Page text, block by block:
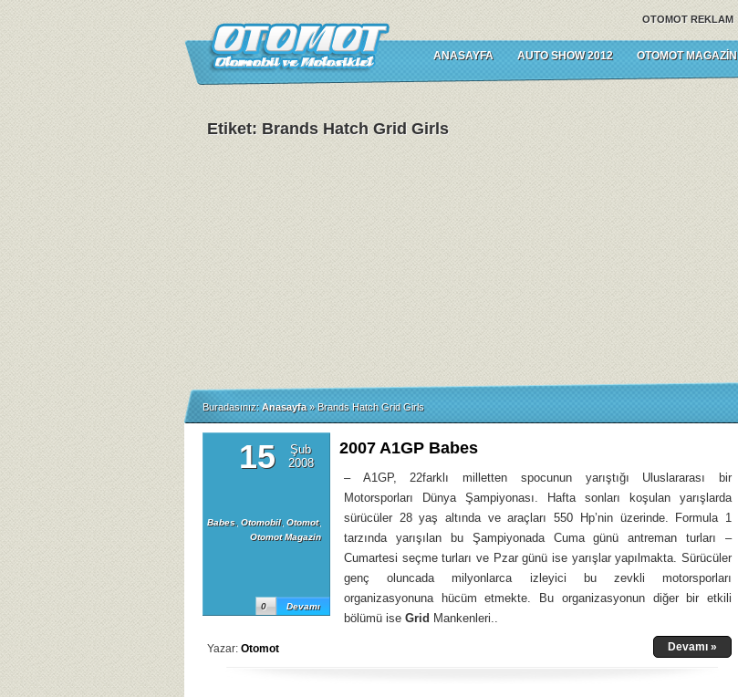
OTOMOT REKLAM
ANASAYFA AUTO SHOW 2012 OTOMOT MAGAZIN
Etiket: Brands Hatch Grid Girls
Buradasınız: Anasayfa » Brands Hatch Grid Girls
15
Şub
2008
Babes Otomobil, Otomot,
Otomot Magazin
Devamı
0
2007 A1GP Babes
– A1GP, 22farklı milletten spocunun yarıştığı Uluslararası bir
Motorsporları Dünya Şampiyonası. Hafta sonları koşulan yarışlarda
sürücüler 28 yaş altında ve araçları 550 Hp’nin üzerinde. Formula 1
tarzında yarışılan bu Şampiyonada Cuma günü antreman turları –
Cumartesi seçme turları ve Pzar günü ise yarışlar yapılmakta. Sürücüler
genç oluncada milyonlarca izleyici bu zevkli motorsporları
organizasyonuna hücüm etmekte. Bu organizasyonun diğer bir etkili
bölümü ise Grid Mankenleri..
Yazar: Otomot Devamı »